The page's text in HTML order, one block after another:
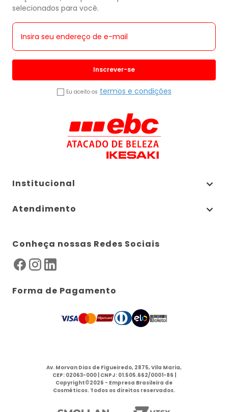
selecionados para você.
Inscrever-se
Eu aceito os termos e condições
Institucional
Atendimento
Conheça nossas Redes Sociais
Forma de Pagamento
Av. Morvan Dias de Figueiredo, 2875, Vila Maria,
CEP: 02063-000 | CNPJ: 01.505.662/0001-86 |
Copyright©2026 - Empresa Brasileira de
Cosméticos. Todos os direitos reservados.